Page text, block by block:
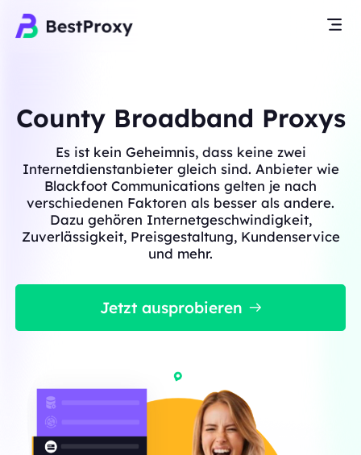
County Broadband Proxys
Es ist kein Geheimnis, dass keine zwei
Internetdienstanbieter gleich sind. Anbieter wie
Blackfoot Communications gelten je nach
verschiedenen Faktoren als besser als andere.
Dazu gehören Internetgeschwindigkeit,
Zuverlässigkeit, Preisgestaltung, Kundenservice
und mehr.
Jetzt ausprobieren